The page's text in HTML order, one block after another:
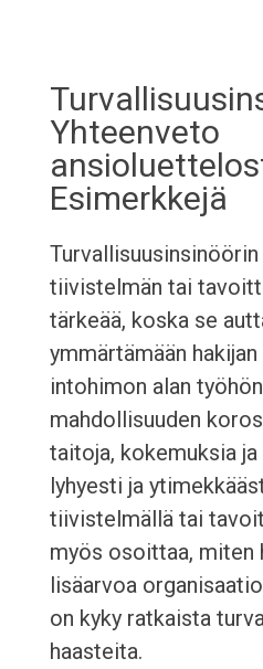
Yhteenveto
Esimerkkejä
tiivistelmän tai
tärkeää, koska se
ymmärtämään
intohimon alan
mahdollisuuden
taitoja, kokemuksia ja
lyhyesti ja
tiivistelmällä tai
myös osoittaa, miten
lisäarvoa
on kyky ratkaista
haasteita.